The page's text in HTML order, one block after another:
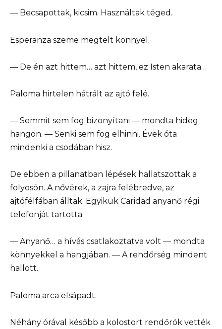
— Becsapottak, kicsim. Használtak téged.
Esperanza szeme megtelt könnyel.
— De én azt hittem… azt hittem, ez Isten akarata…
Paloma hirtelen hátrált az ajtó felé.
— Semmit sem fog bizonyítani — mondta hideg
hangon. — Senki sem fog elhinni. Évek óta
mindenki a csodában hisz.
De ebben a pillanatban lépések hallatszottak a
folyosón. A nővérek, a zajra felébredve, az
ajtófélfában álltak. Egyikük Caridad anyanő régi
telefonját tartotta.
— Anyanő… a hívás csatlakoztatva volt — mondta
könnyekkel a hangjában. — A rendőrség mindent
hallott.
Paloma arca elsápadt.
Néhány órával később a kolostort rendőrök vették